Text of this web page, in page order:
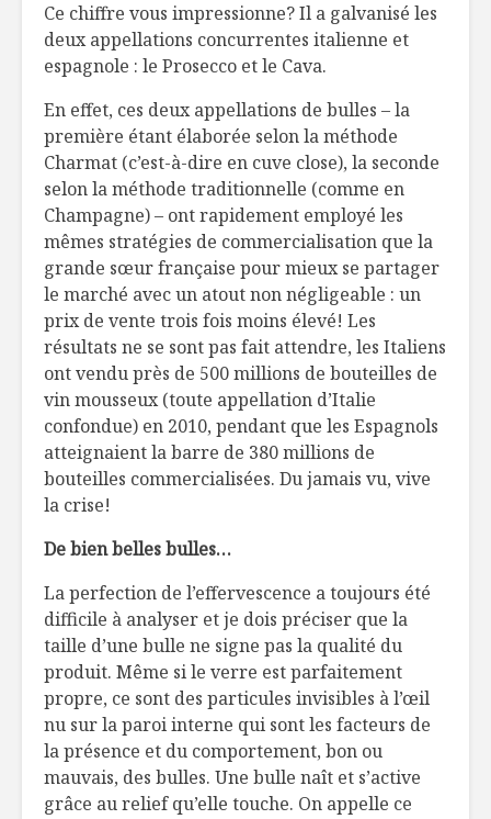
Ce chiffre vous impressionne? Il a galvanisé les
deux appellations concurrentes italienne et
espagnole : le Prosecco et le Cava.
En effet, ces deux appellations de bulles – la
première étant élaborée selon la méthode
Charmat (c’est-à-dire en cuve close), la seconde
selon la méthode traditionnelle (comme en
Champagne) – ont rapidement employé les
mêmes stratégies de commercialisation que la
grande sœur française pour mieux se partager
le marché avec un atout non négligeable : un
prix de vente trois fois moins élevé! Les
résultats ne se sont pas fait attendre, les Italiens
ont vendu près de 500 millions de bouteilles de
vin mousseux (toute appellation d’Italie
confondue) en 2010, pendant que les Espagnols
atteignaient la barre de 380 millions de
bouteilles commercialisées. Du jamais vu, vive
la crise!
De bien belles bulles…
La perfection de l’effervescence a toujours été
difficile à analyser et je dois préciser que la
taille d’une bulle ne signe pas la qualité du
produit. Même si le verre est parfaitement
propre, ce sont des particules invisibles à l’œil
nu sur la paroi interne qui sont les facteurs de
la présence et du comportement, bon ou
mauvais, des bulles. Une bulle naît et s’active
grâce au relief qu’elle touche. On appelle ce